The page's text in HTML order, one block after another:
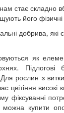
стає складно
його фізичні
добрива, які
як
Підлогові
Для рослин з
високі
купити